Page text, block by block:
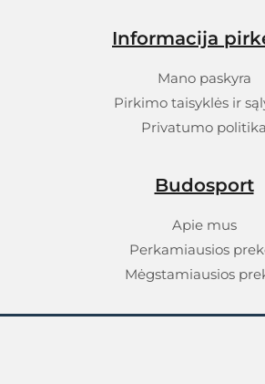
Informacija
Mano paskyra
Pirkimo taisyklės ir
Privatumo politika
Budosport
Apie mus
Perkamiausios
Mėgstamiausios